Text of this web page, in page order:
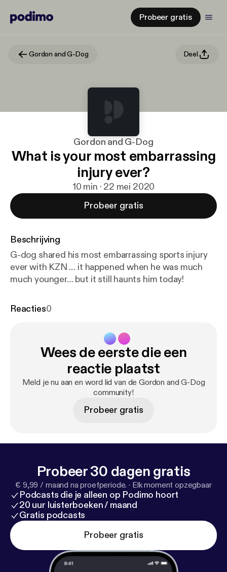
Probeer gratis
Gordon and G-Dog Deel
Gordon and G-Dog
What is your most embarrassing
injury ever?
10 min · 22 mei 2020
Probeer gratis
Beschrijving
G-dog shared his most embarrassing sports injury
ever with KZN … it happened when he was much
much younger… but it still haunts him today!
Reacties0
Wees de eerste die een
reactie plaatst
Meld je nu aan en word lid van de Gordon and G-Dog
community!
Probeer gratis
Probeer 30 dagen gratis
€ 9,99 / maand na proefperiode. · Elk moment opzegbaar
Podcasts die je alleen op Podimo hoort
20 uur luisterboeken / maand
Gratis podcasts
Probeer gratis